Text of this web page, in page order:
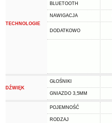
TECHNOLOGIE
BLUETOOTH
NAWIGACJA
DODATKOWO
DŹWIĘK
GŁOŚNIKI
GNIAZDO 3,5MM
POJEMNOŚĆ
RODZAJ